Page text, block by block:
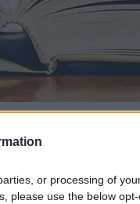
or processing of
please use the below